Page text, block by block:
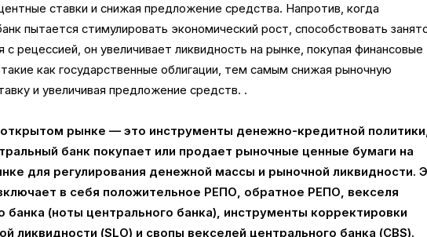
ставки и снижая предложение средства. Напротив, когда
пытается стимулировать экономический рост, способствовать
с рецессией, он увеличивает ликвидность на рынке, покупая финансовые
как государственные облигации, тем самым снижая рыночную
и увеличивая предложение средств. .
рынке — это инструменты денежно-кредитной
банк покупает или продает рыночные ценные бумаги на
для регулирования денежной массы и рыночной ликвидности.
в себя положительное РЕПО, обратное РЕПО, векселя
банка (ноты центрального банка), инструменты корректировки
ликвидности (SLO) и свопы векселей центрального банка (CBS).